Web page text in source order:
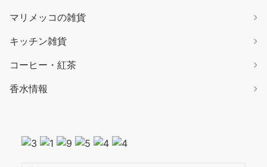
マリメッコの雑貨
キッチン雑貨
コーヒー・紅茶
香水情報